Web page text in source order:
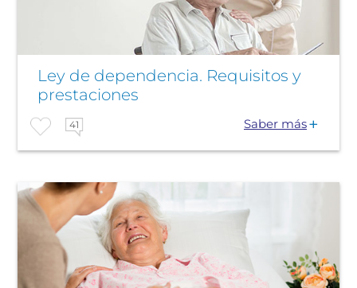
Ley de dependencia. Requisitos y
prestaciones
41 Saber más